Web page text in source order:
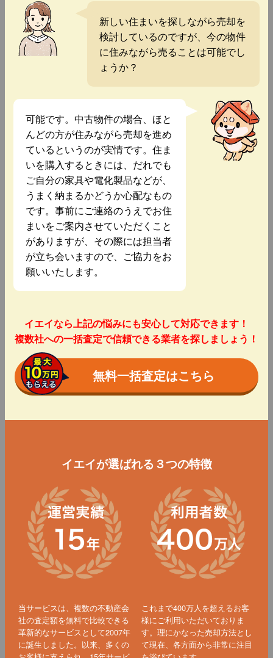
新しい住まいを探しながら売却を
検討しているのですが、今の物件
に住みながら売ることは可能でし
ょうか？
可能です。中古物件の場合、ほと
んどの方が住みながら売却を進め
ているというのが実情です。住ま
いを購入するときには、だれでも
ご自分の家具や電化製品などが、
うまく納まるかどうか心配なもの
です。事前にご連絡のうえでお住
まいをご案内させていただくこと
がありますが、その際には担当者
が立ち会いますので、ご協力をお
願いいたします。
イエイなら上記の悩みにも安心して対応できます！
複数社への一括査定で信頼できる業者を探しましょう！
無料一括査定はこちら
イエイが選ばれる３つの特徴
当サービスは、複数の不動産会
社の査定額を無料で比較できる
革新的なサービスとして2007年
に誕生しました。以来、多くの
これまで400万人を超えるお客
様にご利用いただいておりま
す。理にかなった売却方法とし
て現在、各方面から非常に注目